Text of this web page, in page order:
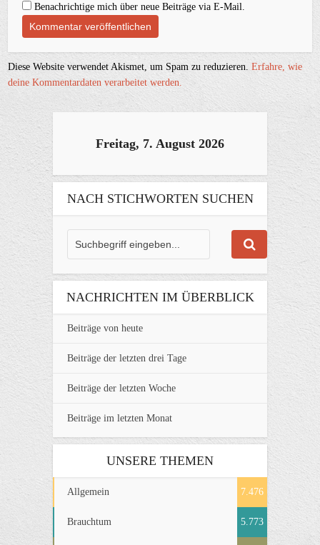
Benachrichtige mich über neue Beiträge via E-Mail.
Diese Website verwendet Akismet, um Spam zu reduzieren.Erfahre, wie
deine Kommentardaten verarbeitet werden.
Freitag, 7. August 2026
NACH STICHWORTEN SUCHEN
NACHRICHTEN IM ÜBERBLICK
Beiträge von heute
Beiträge der letzten drei Tage
Beiträge der letzten Woche
Beiträge im letzten Monat
UNSERE THEMEN
Allgemein 7.476
Brauchtum 5.773